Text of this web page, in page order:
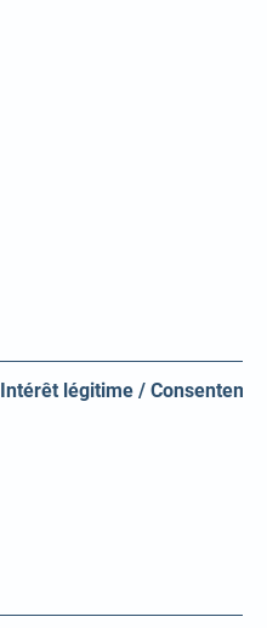
Intérêt légitime /